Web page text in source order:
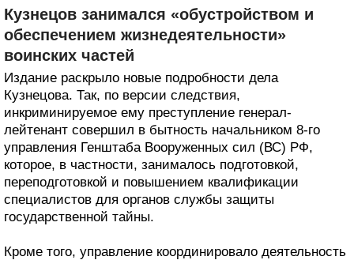
Кузнецов занимался «обустройством и
обеспечением жизнедеятельности»
воинских частей
Издание раскрыло новые подробности дела
Кузнецова. Так, по версии следствия,
инкриминируемое ему преступление генерал-
лейтенант совершил в бытность начальником 8-го
управления Генштаба Вооруженных сил (ВС) РФ,
которое, в частности, занималось подготовкой,
переподготовкой и повышением квалификации
специалистов для органов службы защиты
государственной тайны.
Кроме того, управление координировало деятельность